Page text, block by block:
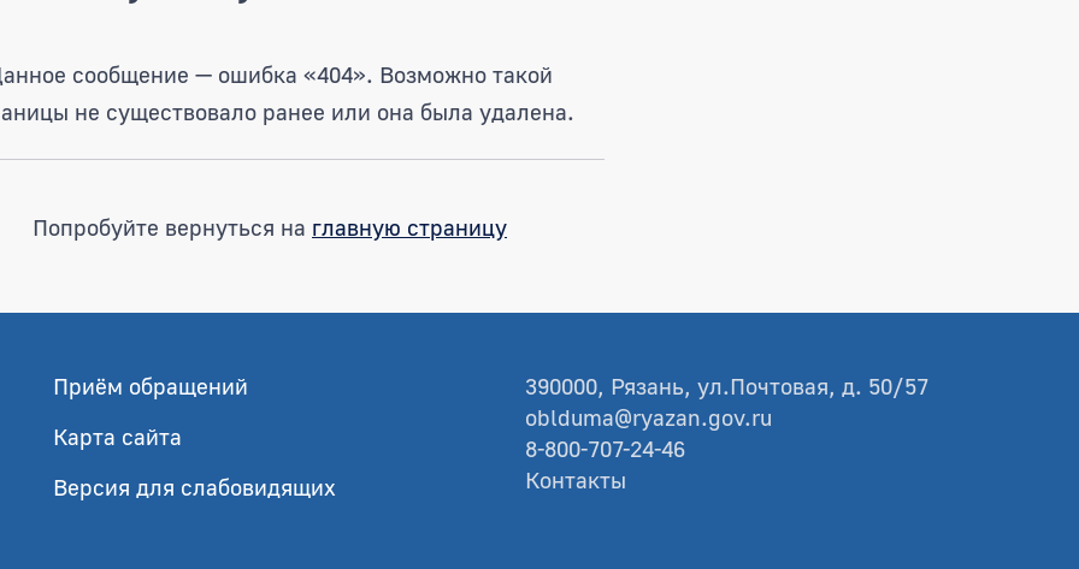
сообщение — ошибка «404». Возможно такой
не существовало ранее или она была удалена.
Попробуйте вернуться на главную страницу
Приём обращений
Карта сайта
Версия для слабовидящих
390000, Рязань, ул.Почтовая, д. 50/57
oblduma@ryazan.gov.ru
8-800-707-24-46
Контакты